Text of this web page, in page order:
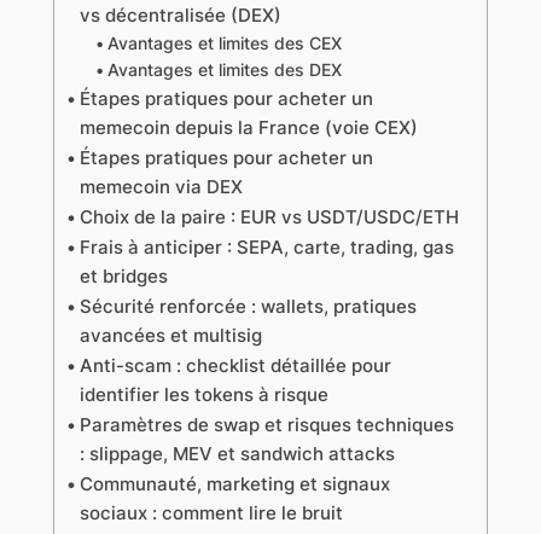
vs décentralisée (DEX)
Avantages et limites des CEX
Avantages et limites des DEX
Étapes pratiques pour acheter un
memecoin depuis la France (voie CEX)
Étapes pratiques pour acheter un
memecoin via DEX
Choix de la paire : EUR vs USDT/USDC/ETH
Frais à anticiper : SEPA, carte, trading, gas
et bridges
Sécurité renforcée : wallets, pratiques
avancées et multisig
Anti-scam : checklist détaillée pour
identifier les tokens à risque
Paramètres de swap et risques techniques
: slippage, MEV et sandwich attacks
Communauté, marketing et signaux
sociaux : comment lire le bruit